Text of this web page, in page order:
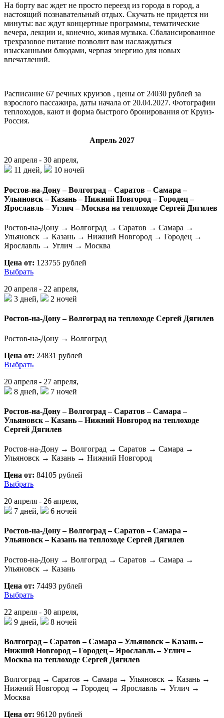
На борту вас ждет не просто переезд из города в город, а
настоящий познавательный отдых. Скучать не придется ни
минуты: вас ждут концертные программы, тематические
вечера, лекции и, конечно, живая музыка. Сбалансированное
трехразовое питание позволит вам наслаждаться
изысканными блюдами, черпая энергию для новых
впечатлений.
Расписание 67 речных круизов , цены от 24030 рублей за
взрослого пассажира, даты начала от 20.04.2027. Фотографии
теплоходов, кают и форма быстрого бронирования от Круиз-
Россия.
Апрель 2027
20 апреля - 30 апреля,
11 дней,
10 ночей
Ростов-на-Дону – Волгоград – Саратов – Самара –
Ульяновск – Казань – Нижний Новгород – Городец –
Ярославль – Углич – Москва на теплоходе Сергей Дягилев
Ростов-на-Дону → Волгоград → Саратов → Самара →
Ульяновск → Казань → Нижний Новгород → Городец →
Ярославль → Углич → Москва
Цена от: 123755 рублей
Выбрать
20 апреля - 22 апреля,
3 дней,
2 ночей
Ростов-на-Дону – Волгоград на теплоходе Сергей Дягилев
Ростов-на-Дону → Волгоград
Цена от: 24831 рублей
Выбрать
20 апреля - 27 апреля,
8 дней,
7 ночей
Ростов-на-Дону – Волгоград – Саратов – Самара –
Ульяновск – Казань – Нижний Новгород на теплоходе
Сергей Дягилев
Ростов-на-Дону → Волгоград → Саратов → Самара →
Ульяновск → Казань → Нижний Новгород
Цена от: 84105 рублей
Выбрать
20 апреля - 26 апреля,
7 дней,
6 ночей
Ростов-на-Дону – Волгоград – Саратов – Самара –
Ульяновск – Казань на теплоходе Сергей Дягилев
Ростов-на-Дону → Волгоград → Саратов → Самара →
Ульяновск → Казань
Цена от: 74493 рублей
Выбрать
22 апреля - 30 апреля,
9 дней,
8 ночей
Волгоград – Саратов – Самара – Ульяновск – Казань –
Нижний Новгород – Городец – Ярославль – Углич –
Москва на теплоходе Сергей Дягилев
Волгоград → Саратов → Самара → Ульяновск → Казань →
Нижний Новгород → Городец → Ярославль → Углич →
Москва
Цена от: 96120 рублей